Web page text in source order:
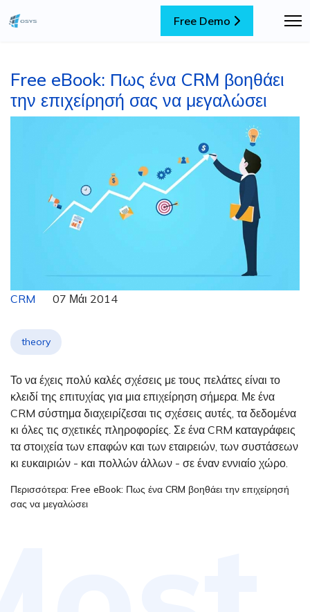
Free Demo
Free eBook: Πως ένα CRM βοηθάει
την επιχείρησή σας να μεγαλώσει
CRM 07 Μάι 2014
theory
Το να έχεις πολύ καλές σχέσεις με τους πελάτες είναι το
κλειδί της επιτυχίας για μια επιχείρηση σήμερα. Με ένα
CRM σύστημα διαχειρίζεσαι τις σχέσεις αυτές, τα δεδομένα
κι όλες τις σχετικές πληροφορίες. Σε ένα CRM καταγράφεις
τα στοιχεία των επαφών και των εταιρειών, των συστάσεων
κι ευκαιριών - και πολλών άλλων - σε έναν εννιαίο χώρο.
Περισσότερα: Free eBook: Πως ένα CRM βοηθάει την επιχείρησή
σας να μεγαλώσει